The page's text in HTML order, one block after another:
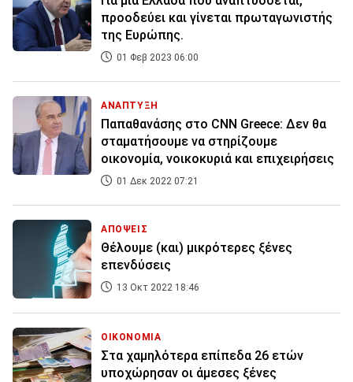
προοδεύει και γίνεται πρωταγωνιστής
της Ευρώπης.
01 Φεβ 2023 06:00
ΑΝΑΠΤΥΞΗ
Παπαθανάσης στο CNN Greece: Δεν θα
σταματήσουμε να στηρίζουμε
οικονομία, νοικοκυριά και επιχειρήσεις
01 Δεκ 2022 07:21
ΑΠΟΨΕΙΣ
Θέλουμε (και) μικρότερες ξένες
επενδύσεις
13 Οκτ 2022 18:46
ΟΙΚΟΝΟΜΙΑ
Στα χαμηλότερα επίπεδα 26 ετών
υποχώρησαν οι άμεσες ξένες